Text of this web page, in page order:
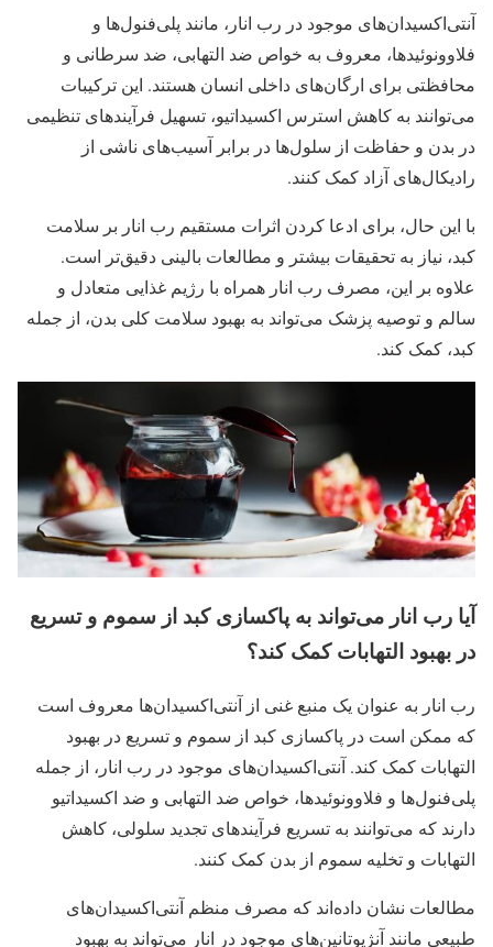
آنتی‌اکسیدان‌های موجود در رب انار، مانند پلی‌فنول‌ها و
فلاوونوئیدها، معروف به خواص ضد التهابی، ضد سرطانی و
محافظتی برای ارگان‌های داخلی انسان هستند. این ترکیبات
می‌توانند به کاهش استرس اکسیداتیو، تسهیل فرآیندهای تنظیمی
در بدن و حفاظت از سلول‌ها در برابر آسیب‌های ناشی از
رادیکال‌های آزاد کمک کنند.
با این حال، برای ادعا کردن اثرات مستقیم رب انار بر سلامت
کبد، نیاز به تحقیقات بیشتر و مطالعات بالینی دقیق‌تر است.
علاوه بر این، مصرف رب انار همراه با رژیم غذایی متعادل و
سالم و توصیه پزشک می‌تواند به بهبود سلامت کلی بدن، از جمله
کبد، کمک کند.
آیا رب انار می‌تواند به پاکسازی کبد از سموم و تسریع
در بهبود التهابات کمک کند؟
رب انار به عنوان یک منبع غنی از آنتی‌اکسیدان‌ها معروف است
که ممکن است در پاکسازی کبد از سموم و تسریع در بهبود
التهابات کمک کند. آنتی‌اکسیدان‌های موجود در رب انار، از جمله
پلی‌فنول‌ها و فلاوونوئیدها، خواص ضد التهابی و ضد اکسیداتیو
دارند که می‌توانند به تسریع فرآیندهای تجدید سلولی، کاهش
التهابات و تخلیه سموم از بدن کمک کنند.
مطالعات نشان داده‌اند که مصرف منظم آنتی‌اکسیدان‌های
طبیعی مانند آنژیوتانین‌های موجود در انار می‌تواند به بهبود